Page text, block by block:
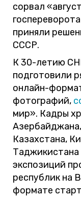
сорвал
приняли
СССР.
К 30-летию
подготовили
онлайн-
фотографий,
мир». Кадры
Казахстана,
Таджикистана
экспозиций
республик на
формате